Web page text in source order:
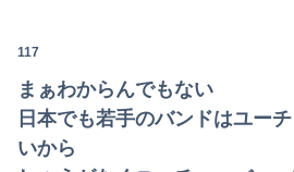
117
まぁわからんでもない
日本でも若手のバンドはユー
いから